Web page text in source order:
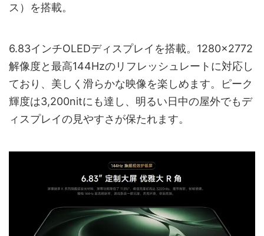
ス）を搭載。
6.83インチOLEDディスプレイを搭載。1280×2772
解像度と最高144Hzのリフレッシュレートに対応し
ており、美しく滑らかな映像を楽しめます。ピーク
輝度は3,200nitにも達し、明るい日中の屋外でもデ
ィスプレイの見やすさが保たれます。